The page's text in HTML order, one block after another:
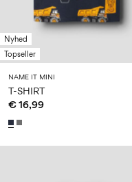
Nyhed
Topseller
NAME IT MINI
T-SHIRT
€ 16,99